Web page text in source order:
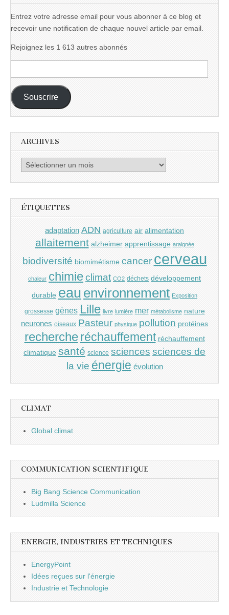
Entrez votre adresse email pour vous abonner à ce blog et
recevoir une notification de chaque nouvel article par email.
Rejoignez les 1 613 autres abonnés
e-
mail :
Souscrire
ARCHIVES
Archives
ÉTIQUETTES
adaptation ADN agriculture air alimentation
allaitement alzheimer apprentissage araignée
biodiversité biomimétisme cancer cerveau
chaleur chimieclimat CO2 déchets développement
durable eau environnement Exposition
grossesse gènes Lille livre lumière mer métabolisme nature
neurones oiseaux Pasteur physique pollution protéines
recherche réchauffement réchauffement
climatique santé science sciences sciences de
la vie énergie évolution
CLIMAT
Global climat
COMMUNICATION SCIENTIFIQUE
Big Bang Science Communication
Ludmilla Science
ENERGIE, INDUSTRIES ET TECHNIQUES
EnergyPoint
Idées reçues sur l'énergie
Industrie et Technologie